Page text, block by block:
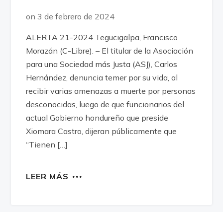
on 3 de febrero de 2024
ALERTA 21-2024 Tegucigalpa, Francisco
Morazán (C-Libre). – El titular de la Asociación
para una Sociedad más Justa (ASJ), Carlos
Hernández, denuncia temer por su vida, al
recibir varias amenazas a muerte por personas
desconocidas, luego de que funcionarios del
actual Gobierno hondureño que preside
Xiomara Castro, dijeran públicamente que
“Tienen […]
LEER MÁS